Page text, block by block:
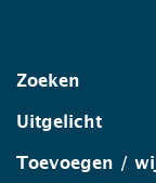
Zoeken
Uitgelicht
Toevoegen /